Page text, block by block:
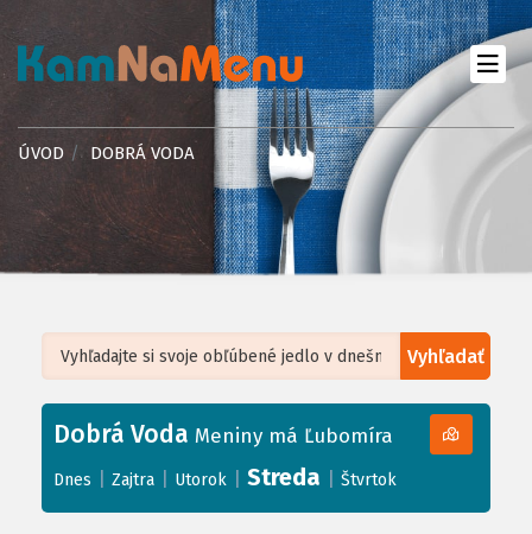
ÚVOD DOBRÁ VODA
Vyhľadať
+
−
Leaflet| ©OpenStreetMap, Tiles courtesy ofHumanitarian OpenStreetMap
Dobrá Voda Meniny má Ľubomíra
Dnes Zajtra Utorok Streda Štvrtok